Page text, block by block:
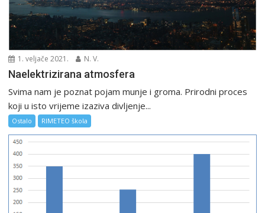
1. veljače 2021. N. V.
Naelektrizirana atmosfera
Svima nam je poznat pojam munje i groma. Prirodni proces
koji u isto vrijeme izaziva divljenje...
Ostalo RIMETEO škola